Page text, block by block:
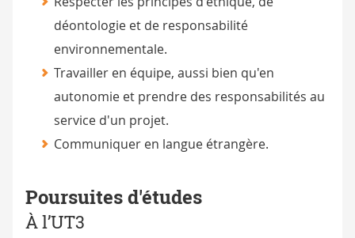
déontologie et de responsabilité
environnementale.
Travailler en équipe, aussi bien qu'en
autonomie et prendre des responsabilités au
service d'un projet.
Communiquer en langue étrangère.
Poursuites d'études
À l’UT3